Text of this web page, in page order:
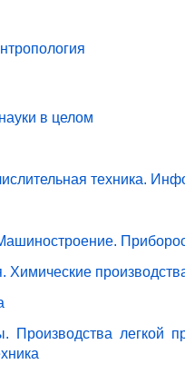
в целом
техника.
Химические
Производства легкой